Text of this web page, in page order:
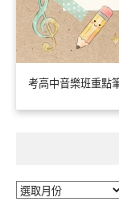
考高中音樂班重點
彙